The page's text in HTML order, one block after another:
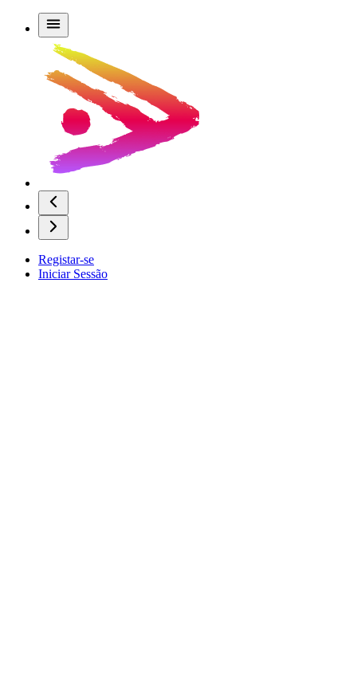
Registar-se
Iniciar Sessão